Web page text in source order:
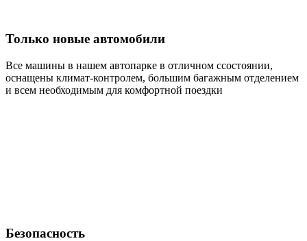
Только новые автомобили
Все машины в нашем автопарке в отличном ссостоянии,
оснащены климат-контролем, большим багажным отделением
и всем необходимым для комфортной поездки
Безопасность